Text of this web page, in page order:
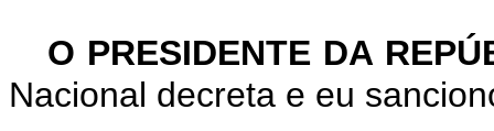
O PRESIDENTE DA
Nacional decreta e eu